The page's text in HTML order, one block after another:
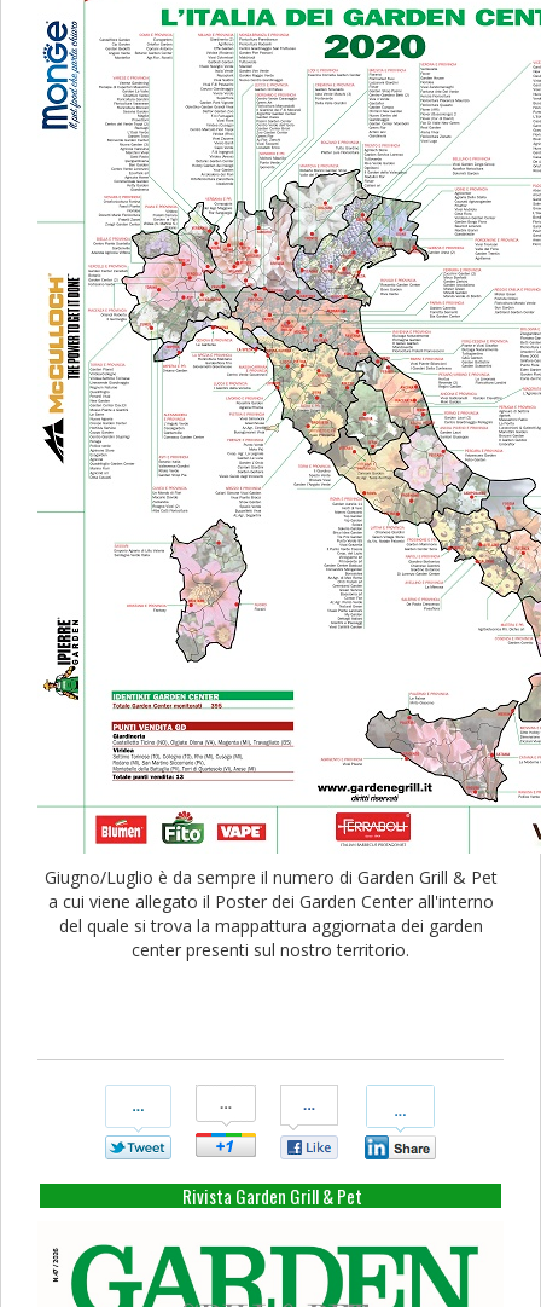
Giugno/Luglio è da sempre il numero di Garden Grill & Pet
a cui viene allegato il Poster dei Garden Center all'interno
del quale si trova la mappattura aggiornata dei garden
center presenti sul nostro territorio.
Twitter
Su
Google+
Su
Facebook
Su
Linkedin
Rivista Garden Grill & Pet